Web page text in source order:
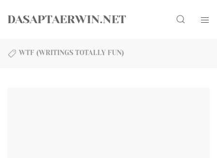
DASAPTAERWIN.NET Search
WTF (WRITINGS TOTALLY FUN)